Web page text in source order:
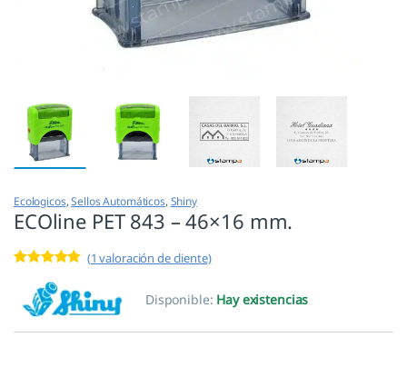
Ecologicos,Sellos Automáticos, Shiny
ECOline PET 843 – 46×16 mm.
de 5 en
base a
valoración de
(1 valoración de cliente)
Disponible: Hay existencias